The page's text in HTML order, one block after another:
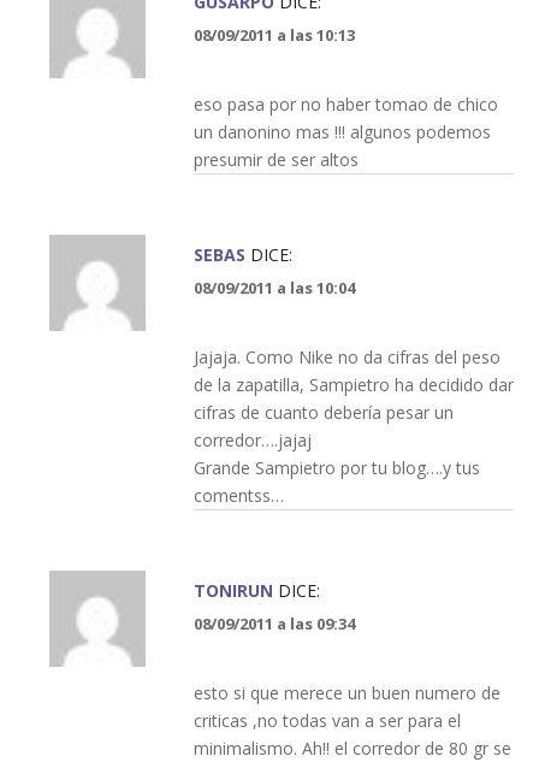
08/09/2011 a las 10:13
eso pasa por no haber tomao de chico
un danonino mas !!! algunos podemos
presumir de ser altos
SEBAS DICE:
08/09/2011 a las 10:04
Jajaja. Como Nike no da cifras del peso
de la zapatilla, Sampietro ha decidido dar
cifras de cuanto debería pesar un
corredor….jajaj
Grande Sampietro por tu blog….y tus
comentss…
TONIRUN DICE:
08/09/2011 a las 09:34
esto si que merece un buen numero de
criticas ,no todas van a ser para el
minimalismo. Ah!! el corredor de 80 gr se